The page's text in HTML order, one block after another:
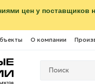
цен у
О компании